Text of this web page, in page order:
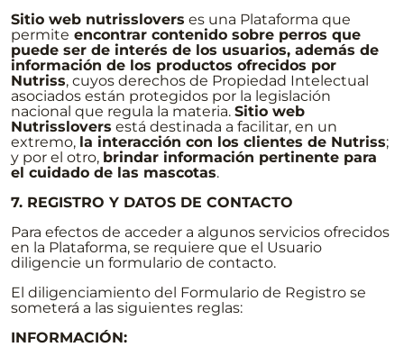
Sitio web nutrisslovers es una Plataforma que
permite encontrar contenido sobre perros que
puede ser de interés de los usuarios, además de
información de los productos ofrecidos por
Nutriss, cuyos derechos de Propiedad Intelectual
asociados están protegidos por la legislación
nacional que regula la materia. Sitio web
Nutrisslovers está destinada a facilitar, en un
extremo, la interacción con los clientes de Nutriss;
y por el otro, brindar información pertinente para
el cuidado de las mascotas.
7. REGISTRO Y DATOS DE CONTACTO
Para efectos de acceder a algunos servicios ofrecidos
en la Plataforma, se requiere que el Usuario
diligencie un formulario de contacto.
El diligenciamiento del Formulario de Registro se
someterá a las siguientes reglas:
INFORMACIÓN: